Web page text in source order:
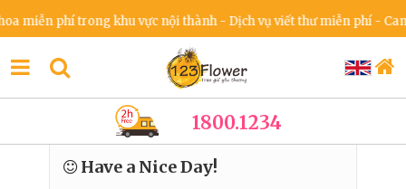
miễn phí trong khu vực nội thành - Dịch vụ viết thư miễn phí -
1800.1234
Have a Nice Day!